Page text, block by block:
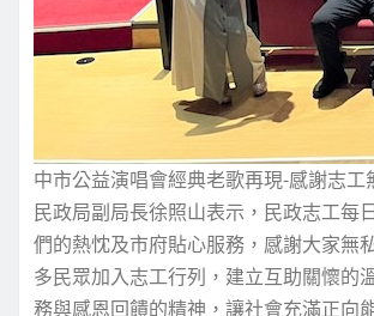
中市公益演唱會經典老歌再現-感謝志工
民政局副局長徐照山表示，民政志工每
們的熱忱及市府貼心服務，感謝大家無
多民眾加入志工行列，建立互助關懷的
務與感恩回饋的精神，讓社會充滿正向